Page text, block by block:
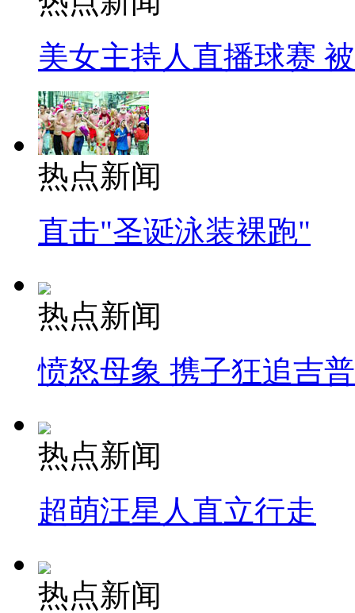
美女主持人直播球赛
热点新闻
直击"圣诞泳装裸跑"
热点新闻
愤怒母象 携子狂追吉
热点新闻
超萌汪星人直立行走
热点新闻